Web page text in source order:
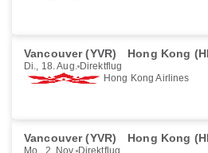
Vancouver (YVR) Hong Kong
Di., 18. Aug. Direktflug
Hong Kong Airlines
Vancouver (YVR) Hong Kong
Mo., 2. Nov. Direktflug